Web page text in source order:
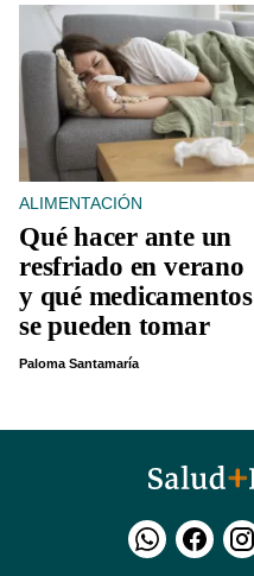
ALIMENTACIÓN
Qué hacer ante un
resfriado en verano
y qué medicamentos
se pueden tomar
Paloma Santamaría